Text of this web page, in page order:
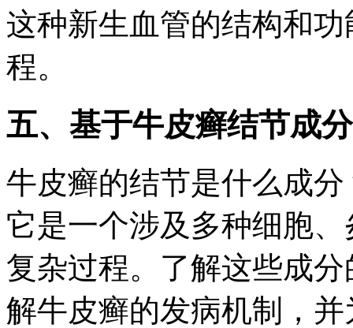
这种新生血管的结构和
程。
五、基于牛皮癣结节成
牛皮癣的结节是什么成
它是一个涉及多种细胞
复杂过程。了解这些成
解牛皮癣的发病机制，